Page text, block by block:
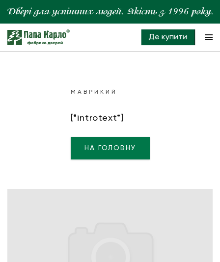
Де купити
МАВРИКИЙ
[*introtext*]
НА ГОЛОВНУ